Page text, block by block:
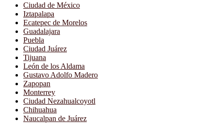
Ciudad de México
Iztapalapa
Ecatepec de Morelos
Guadalajara
Puebla
Ciudad Juárez
Tijuana
León de los Aldama
Gustavo Adolfo Madero
Zapopan
Monterrey
Ciudad Nezahualcoyotl
Chihuahua
Naucalpan de Juárez